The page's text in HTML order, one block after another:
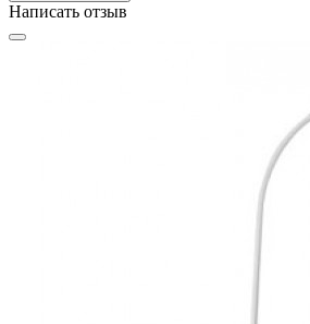
Написать отзыв